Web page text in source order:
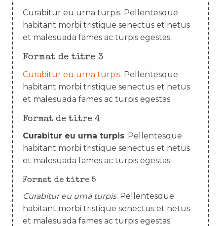
Curabitur eu urna turpis. Pellentesque
habitant morbi tristique senectus et netus
et malesuada fames ac turpis egestas.
Format de titre 3
Curabitur eu urna turpis. Pellentesque
habitant morbi tristique senectus et netus
et malesuada fames ac turpis egestas.
Format de titre 4
Curabitur eu urna turpis. Pellentesque
habitant morbi tristique senectus et netus
et malesuada fames ac turpis egestas.
Format de titre 5
Curabitur eu urna turpis. Pellentesque
habitant morbi tristique senectus et netus
et malesuada fames ac turpis egestas.